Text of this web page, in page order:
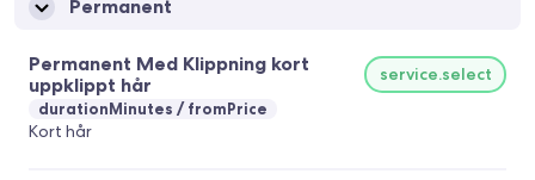
Permanent
Permanent Med Klippning kort
uppklippt hår
durationMinutes fromPrice
service.select
Kort hår